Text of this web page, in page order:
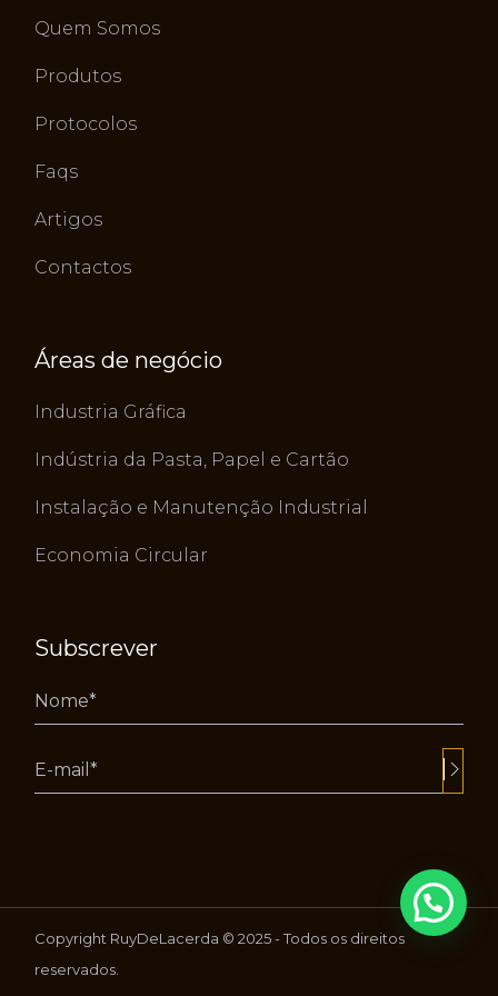
Quem Somos
Produtos
Protocolos
Faqs
Artigos
Contactos
Áreas de negócio
Industria Gráfica
Indústria da Pasta, Papel e Cartão
Instalação e Manutenção Industrial
Economia Circular
Subscrever
Copyright RuyDeLacerda © 2025 - Todos os direitos
reservados.